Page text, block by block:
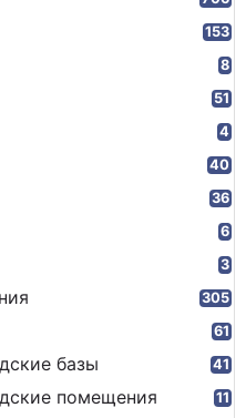
153
8
51
4
40
36
6
3
305
61
базы 41
помещения 11